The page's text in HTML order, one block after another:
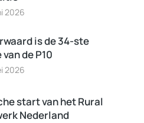
2026
is de 34-ste
de P10
2026
start van het Rural
Nederland